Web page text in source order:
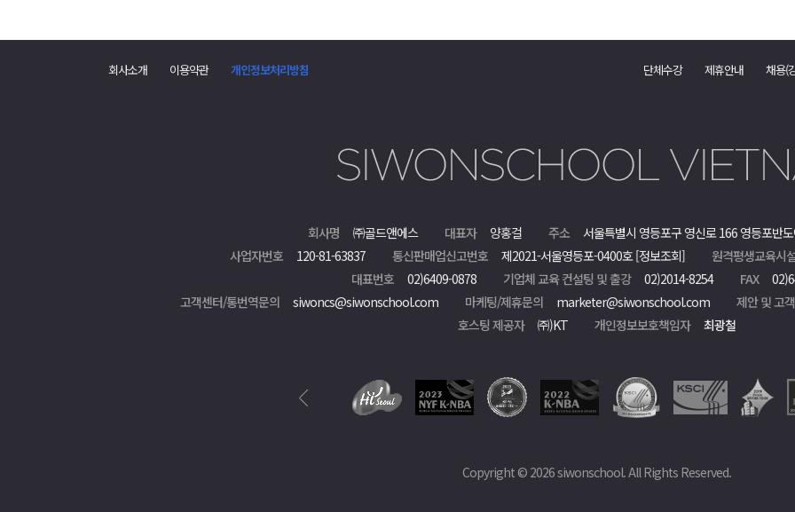
회사소개 이용약관 개인정보처리방침 단체수강 제휴안내 채용(
회사명 ㈜골드앤에스 대표자 양홍걸 주소
서울특별시 영등포구 영신로 166 영등포반
사업자번호
120-81-63837 통신판매업신고번호 제2021-서울영등포-0400호 [정보조회] 원격평생교육시
대표번호
02)6409-0878 기업체 교육 컨설팅 및 출강 02)2014-8254 FAX
고객센터/통번역문의
siwoncs@siwonschool.com 마케팅/제휴문의 marketer@siwonschool.com 제안 및 고
호스팅 제공자
㈜)KT 개인정보보호책임자 최광철
Copyright © 2026 siwonschool. All Rights Reserved.